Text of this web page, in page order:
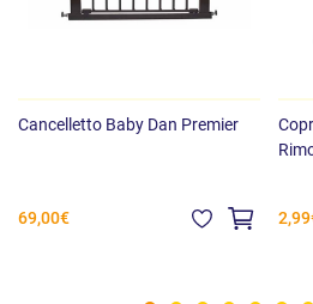
Cancelletto Baby Dan Premier
69,00€